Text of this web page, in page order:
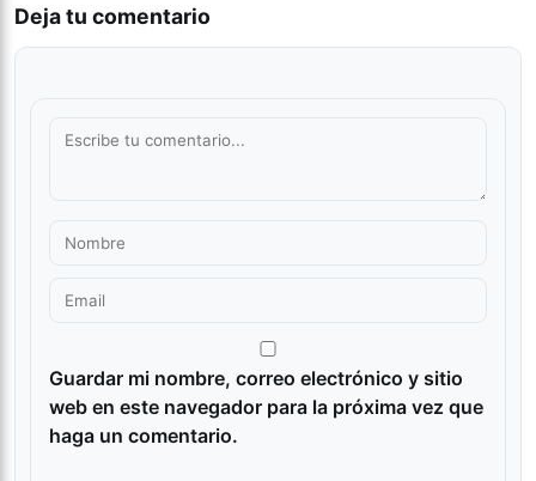
Deja tu comentario
Guardar mi nombre, correo electrónico y sitio
web en este navegador para la próxima vez que
haga un comentario.